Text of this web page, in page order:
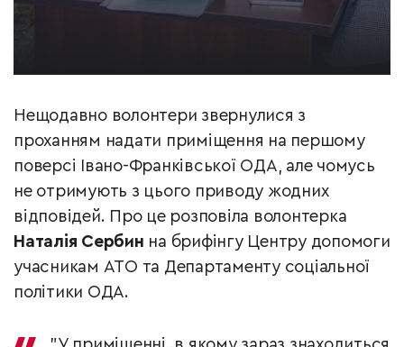
Нещодавно волонтери звернулися з
проханням надати приміщення на першому
поверсі Івано-Франківської ОДА, але чомусь
не отримують з цього приводу жодних
відповідей. Про це розповіла волонтерка
Наталія Сербин на брифінгу Центру допомоги
учасникам АТО та Департаменту соціальної
політики ОДА.